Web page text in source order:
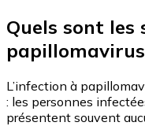
Quels sont les
L’infection à
: les personnes
présentent souvent